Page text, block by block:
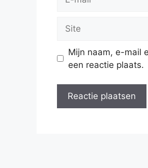
mail
Mijn naam, e-mail
een reactie plaats.